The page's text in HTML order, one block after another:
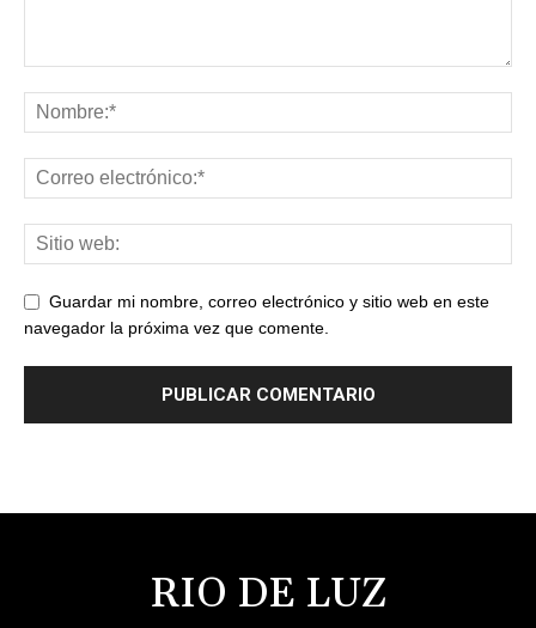
Guardar mi nombre, correo electrónico y sitio web en este
navegador la próxima vez que comente.
RIO DE LUZ